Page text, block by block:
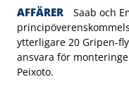
AFFÄRER
Saab och
ytterligare 20 Gripen-
ansvara för
Peixoto.